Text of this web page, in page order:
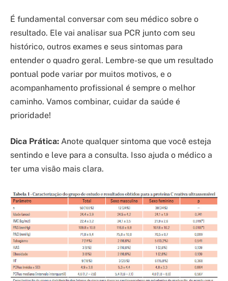
É fundamental conversar com seu médico sobre o
resultado. Ele vai analisar sua PCR junto com seu
histórico, outros exames e seus sintomas para
entender o quadro geral. Lembre-se que um resultado
pontual pode variar por muitos motivos, e o
acompanhamento profissional é sempre o melhor
caminho. Vamos combinar, cuidar da saúde é
prioridade!
Dica Prática: Anote qualquer sintoma que você esteja
sentindo e leve para a consulta. Isso ajuda o médico a
ter uma visão mais clara.